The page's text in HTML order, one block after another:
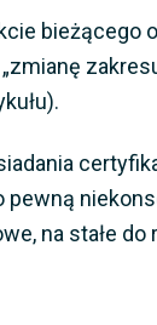
bieżącego
na stałe do